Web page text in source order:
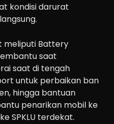
kondisi darurat
meliputi Battery
saat
saat di tengah
untuk perbaikan ban
hingga bantuan
penarikan mobil ke
SPKLU terdekat.